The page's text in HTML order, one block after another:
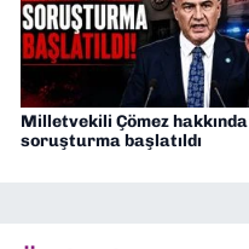
Milletvekili Çömez hakkında
soruşturma başlatıldı